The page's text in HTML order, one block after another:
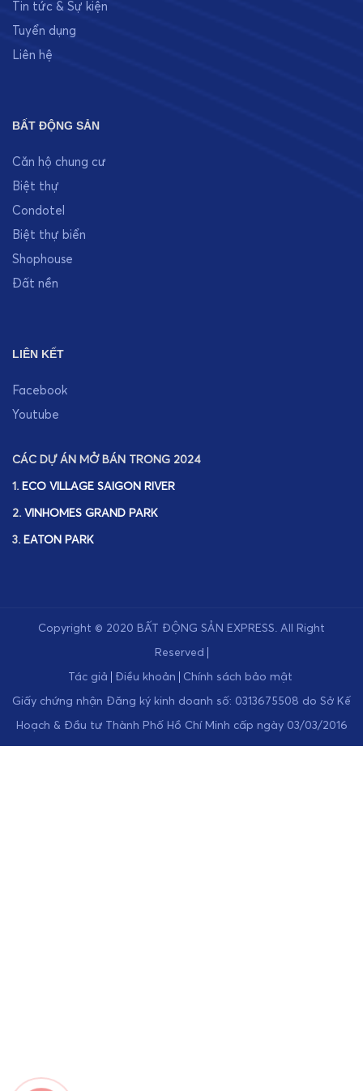
Tin tức & Sự kiện
Tuyển dụng
Liên hệ
BẤT ĐỘNG SẢN
Căn hộ chung cư
Biệt thự
Condotel
Biệt thự biển
Shophouse
Đất nền
LIÊN KẾT
Facebook
Youtube
CÁC DỰ ÁN MỞ BÁN TRONG 2024
1. ECO VILLAGE SAIGON RIVER
2. VINHOMES GRAND PARK
3. EATON PARK
Copyright © 2020 BẤT ĐỘNG SẢN EXPRESS. All Right
Reserved
Tác giả Điều khoản Chính sách bảo mật
Giấy chứng nhận Đăng ký kinh doanh số: 0313675508 do Sở Kế
Hoạch & Đầu tư Thành Phố Hồ Chí Minh cấp ngày 03/03/2016